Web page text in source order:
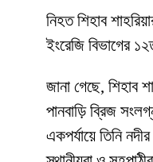
নিহত শিহাব
ইংরেজি বিভাগের
জানা গেছে, শিহাব
পানবাড়ি ব্রিজ
একপর্যায়ে তিনি